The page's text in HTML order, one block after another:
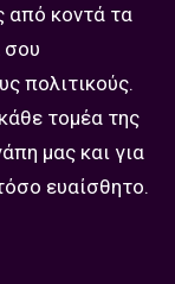
από κοντά τα
σου
πολιτικούς.
τομέα της
μας και για
ευαίσθητο.